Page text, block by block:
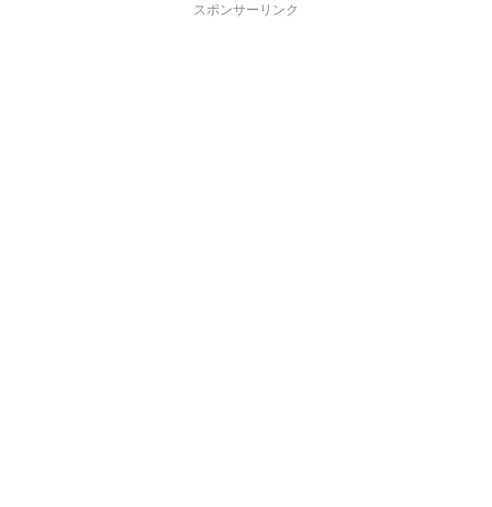
スポンサーリンク